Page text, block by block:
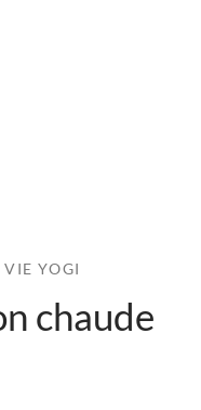
YOGI
chaude